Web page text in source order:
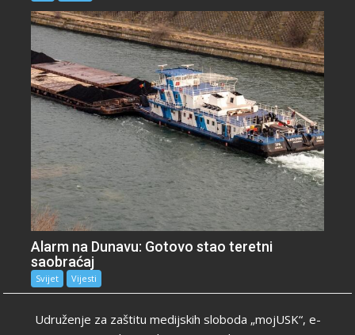
Alarm na Dunavu: Gotovo stao teretni
saobraćaj
Svijet Vijesti
Udruženje za zaštitu medijskih sloboda „mojUSK“, e-